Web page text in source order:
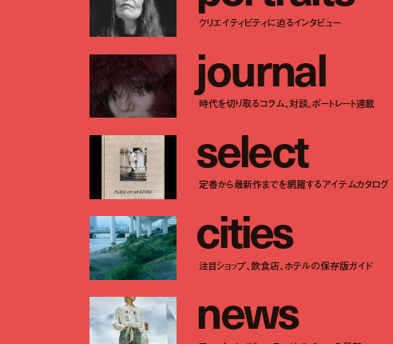
クリエイティビティに迫るインタビュー
journal
時代を切り取るコラム、対談、ポートレート連載
select
定番から最新作までを網羅するアイテムカタログ
cities
注目ショップ、飲食店、ホテルの保存版ガイド
news